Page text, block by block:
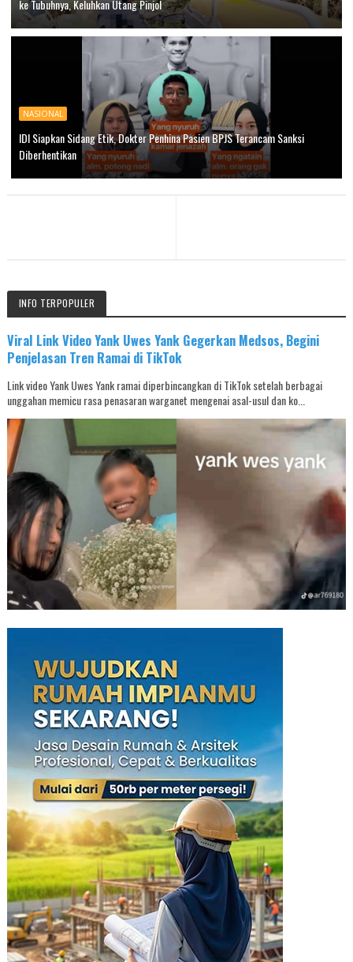
ke Tubuhnya, Keluhkan Utang Pinjol
NASIONAL
IDI Siapkan Sidang Etik, Dokter Penhina Pasien BPJS Terancam Sanksi
Diberhentikan
INFO TERPOPULER
Viral Link Video Yank Uwes Yank Gegerkan Medsos, Begini
Penjelasan Tren Ramai di TikTok
Link video Yank Uwes Yank ramai diperbincangkan di TikTok setelah berbagai
unggahan memicu rasa penasaran warganet mengenai asal-usul dan ko...